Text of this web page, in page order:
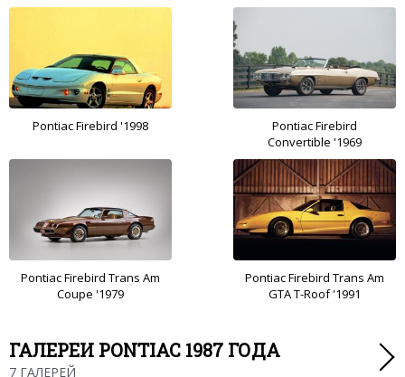
Pontiac Firebird '1998
Pontiac Firebird
Convertible '1969
Pontiac Firebird Trans Am
Coupe '1979
Pontiac Firebird Trans Am
GTA T-Roof '1991
ГАЛЕРЕИ PONTIAC 1987 ГОДА
7 ГАЛЕРЕЙ